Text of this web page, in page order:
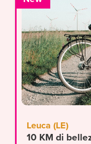
Leuca (LE)
10 KM di